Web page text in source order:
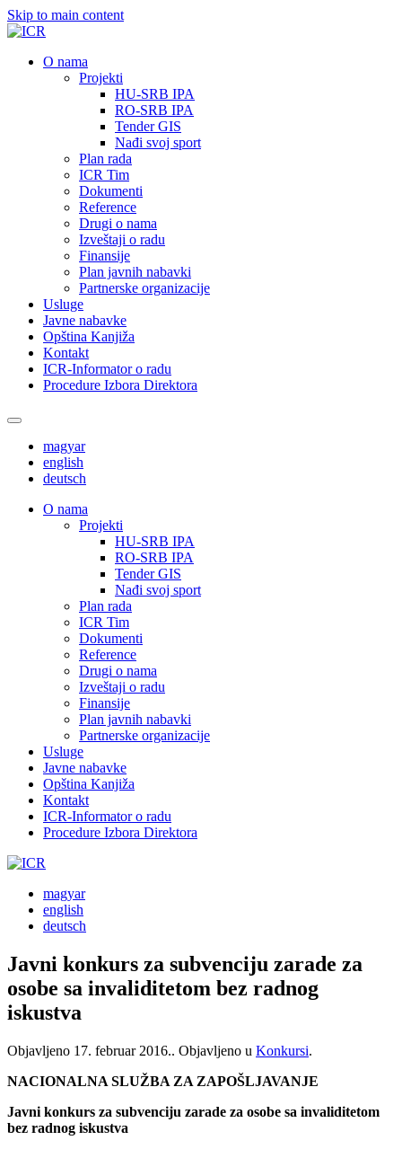
Skip to main content
О nama
Projekti
HU-SRB IPA
RO-SRB IPA
Tender GIS
Nađi svoj sport
Plan rada
ICR Tim
Dokumenti
Reference
Drugi o nama
Izveštaji o radu
Finansije
Plan javnih nabavki
Partnerske organizacije
Usluge
Javne nabavke
Opština Kanjiža
Kontakt
ICR-Informator o radu
Procedure Izbora Direktora
magyar
english
deutsch
О nama
Projekti
HU-SRB IPA
RO-SRB IPA
Tender GIS
Nađi svoj sport
Plan rada
ICR Tim
Dokumenti
Reference
Drugi o nama
Izveštaji o radu
Finansije
Plan javnih nabavki
Partnerske organizacije
Usluge
Javne nabavke
Opština Kanjiža
Kontakt
ICR-Informator o radu
Procedure Izbora Direktora
magyar
english
deutsch
Javni konkurs za subvenciju zarade za
osobe sa invaliditetom bez radnog
iskustva
Objavljeno 17. februar 2016.. Objavljeno u Konkursi.
NACIONALNA SLUŽBA ZA ZAPOŠLJAVANJE
Javni konkurs za subvenciju zarade za osobe sa invaliditetom
bez radnog iskustva